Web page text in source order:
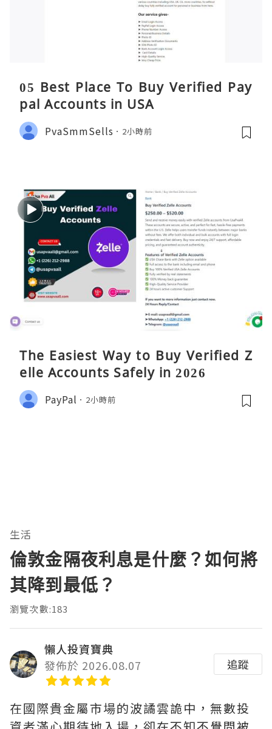
05 Best Place To Buy Verified Pay
pal Accounts in USA
PvaSmmSells 2小時前
The Easiest Way to Buy Verified Z
elle Accounts Safely in 2026
PayPal 2小時前
生活
倫敦金隔夜利息是什麼？如何將
其降到最低？
瀏覽次數:183
懶人投資寶典
發佈於 2026.08.07
追蹤
在國際貴金屬市場的波譎雲詭中，無數投